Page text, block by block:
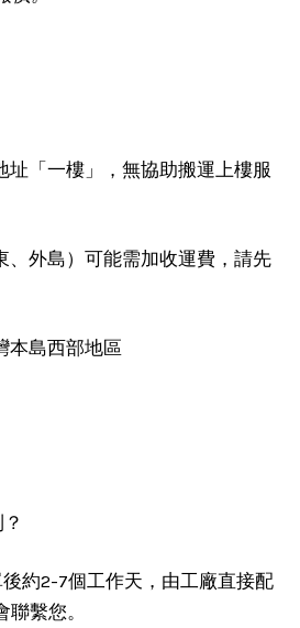
「一樓」，無協助搬運上樓服
外島）可能需加收運費，請先
本島西部地區
約2-7個工作天，由工廠直接配
繫您。